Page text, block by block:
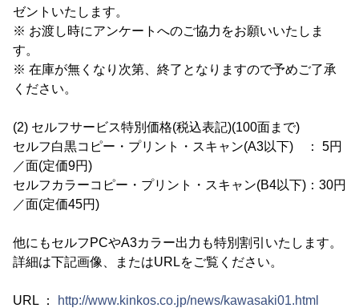
ゼントいたします。
※ お渡し時にアンケートへのご協力をお願いいたしま
す。
※ 在庫が無くなり次第、終了となりますので予めご了承
ください。
(2) セルフサービス特別価格(税込表記)(100面まで)
セルフ白黒コピー・プリント・スキャン(A3以下) ： 5円
／面(定価9円)
セルフカラーコピー・プリント・スキャン(B4以下)：30円
／面(定価45円)
他にもセルフPCやA3カラー出力も特別割引いたします。
詳細は下記画像、またはURLをご覧ください。
URL ：
http://www.kinkos.co.jp/news/kawasaki01.html